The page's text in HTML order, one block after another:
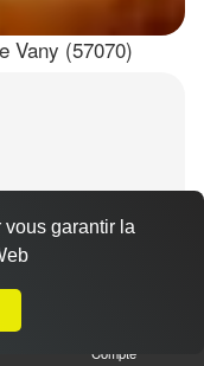
Vany (57070)
Compte
garantir la